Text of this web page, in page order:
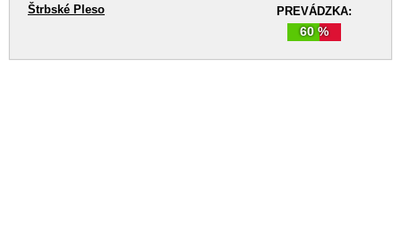
PREVÁDZKA:
60 %
Štrbské Pleso